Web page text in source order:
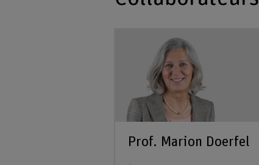
Prof. Marion Doerfel